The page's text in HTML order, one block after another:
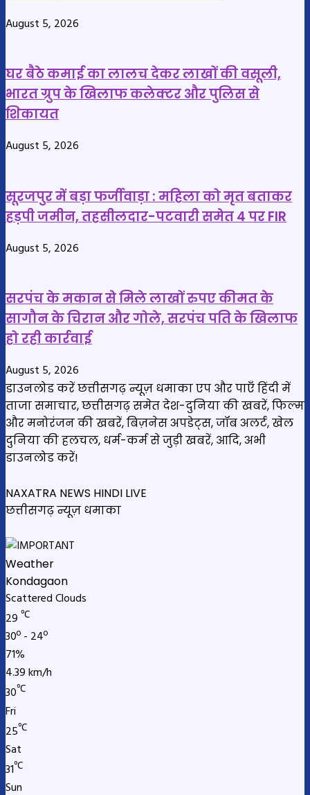
दी
पांच
साल
की
सजा
की
पर
होगी
धान
खरीदी,
6-
में
भुगतान
August 5, 2026
घर बैठे कमाई का लालच देकर लाखों की वसूली,
भारत ग्रुप के खिलाफ कलेक्टर और पुलिस से
शिकायत
August 5, 2026
सूरजपुर में बड़ा फर्जीवाड़ा : महिला को मृत बताकर
हड़पी जमीन, तहसीलदार-पटवारी समेत 4 पर FIR
August 5, 2026
सरपंच के मकान से मिले लाखों रुपए कीमत के
सागौन के चिरान और गोले, सरपंच पति के खिलाफ
हो रही कार्रवाई
August 5, 2026
डाउनलोड करें छत्तीसगढ़ न्यूज़ धमाका एप और पाएँ हिंदी में
ताजा समाचार, छत्तीसगढ़ समेत देश-दुनिया की खबरें, फिल्म
और मनोरंजन की खबरें, बिज़नेस अपडेट्स, जॉब अलर्ट, खेल
दुनिया की हलचल, धर्म-कर्म से जुड़ी खबरें, आदि, अभी
डाउनलोड करें!
NAXATRA NEWS HINDI LIVE
छत्तीसगढ़ न्यूज़ धमाका
Weather
Kondagaon
Scattered Clouds
29 ℃
30º - 24º
71%
4.39 km/h
30℃
Fri
25℃
Sat
31℃
Sun